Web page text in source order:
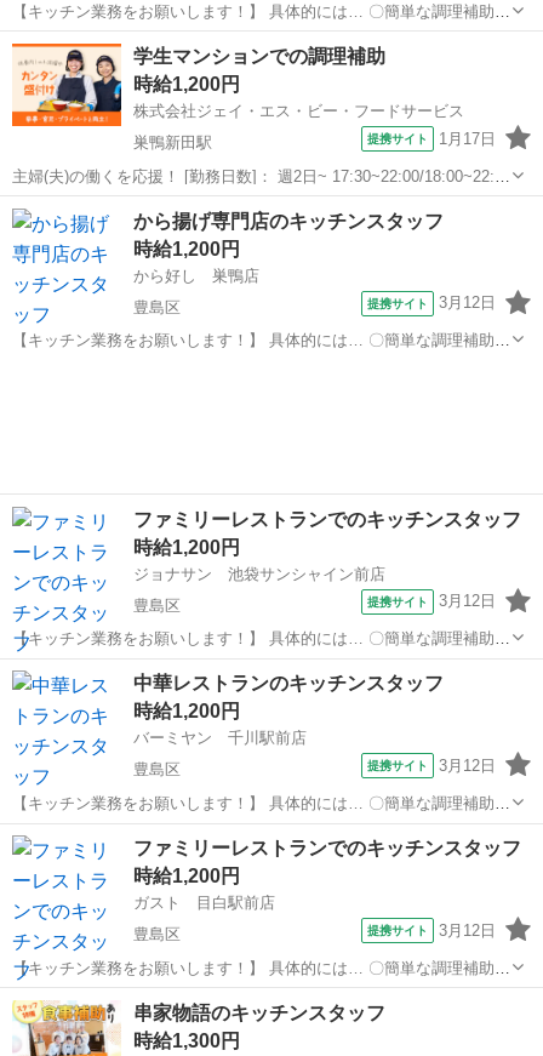
【キッチン業務をお願いします！】 具体的には… 〇簡単な調理補助
〇食器洗い などをお任せします♪ バイトデビュー・ひさしぶりの復
職・人見知りさんでも大丈夫です！ みんなでサポートしますので安心
してください♪ アルバイト...
東京 豊島区 キッチン
学生マンションでの調理補助
時給1,200円
株式会社ジェイ・エス・ビー・フードサービス
巣鴨新田駅
提携サイト 1月17日
主婦(夫)の働くを応援！ [勤務日数]： 週2日~ 17:30~22:00/18:00~22:00
月/火/水/木/金 などから選べます [勤務地・最寄駅]： 東京都豊島区巣
鴨4丁目8-4 学生会館 Campus ter...
東京 巣鴨新田駅 キッチン
から揚げ専門店のキッチンスタッフ
時給1,200円
から好し 巣鴨店
豊島区
提携サイト 3月12日
【キッチン業務をお願いします！】 具体的には… 〇簡単な調理補助
ファミリーレストランでのキッチンスタッフ
時給1,200円
ジョナサン 池袋サンシャイン前店
豊島区
提携サイト 3月12日
【キッチン業務をお願いします！】 具体的には… 〇簡単な調理補助
〇食器洗い などをお任せします♪ バイトデビュー・ひさしぶりの復
職・人見知りさんでも大丈夫です！ みんなでサポートしますので安心
してください♪ アルバイト...
東京 キッチン
中華レストランのキッチンスタッフ
時給1,200円
バーミヤン 千川駅前店
豊島区
提携サイト 3月12日
【キッチン業務をお願いします！】 具体的には… 〇簡単な調理補助
〇食器洗い などをお任せします♪ バイトデビュー・ひさしぶりの復
職・人見知りさんでも大丈夫です！ みんなでサポートしますので安心
してください♪ アルバイト...
東京 キッチン
ファミリーレストランでのキッチンスタッフ
時給1,200円
ガスト 目白駅前店
豊島区
提携サイト 3月12日
【キッチン業務をお願いします！】 具体的には… 〇簡単な調理補助
〇食器洗い などをお任せします♪ バイトデビュー・ひさしぶりの復
職・人見知りさんでも大丈夫です！ みんなでサポートしますので安心
してください♪ アルバイト...
東京 豊島区 キッチン
串家物語のキッチンスタッフ
時給1,300円